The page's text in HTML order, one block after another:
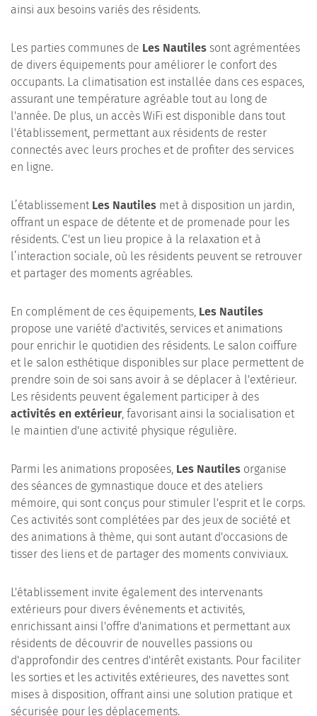
ainsi aux besoins variés des résidents.
Les parties communes de Les Nautiles sont agrémentées
de divers équipements pour améliorer le confort des
occupants. La climatisation est installée dans ces espaces,
assurant une température agréable tout au long de
l'année. De plus, un accès WiFi est disponible dans tout
l'établissement, permettant aux résidents de rester
connectés avec leurs proches et de profiter des services
en ligne.
L’établissement Les Nautiles met à disposition un jardin,
offrant un espace de détente et de promenade pour les
résidents. C'est un lieu propice à la relaxation et à
l’interaction sociale, où les résidents peuvent se retrouver
et partager des moments agréables.
En complément de ces équipements, Les Nautiles
propose une variété d'activités, services et animations
pour enrichir le quotidien des résidents. Le salon coiffure
et le salon esthétique disponibles sur place permettent de
prendre soin de soi sans avoir à se déplacer à l'extérieur.
Les résidents peuvent également participer à des
activités en extérieur, favorisant ainsi la socialisation et
le maintien d'une activité physique régulière.
Parmi les animations proposées, Les Nautiles organise
des séances de gymnastique douce et des ateliers
mémoire, qui sont conçus pour stimuler l'esprit et le corps.
Ces activités sont complétées par des jeux de société et
des animations à thème, qui sont autant d'occasions de
tisser des liens et de partager des moments conviviaux.
L'établissement invite également des intervenants
extérieurs pour divers événements et activités,
enrichissant ainsi l'offre d'animations et permettant aux
résidents de découvrir de nouvelles passions ou
d'approfondir des centres d'intérêt existants. Pour faciliter
les sorties et les activités extérieures, des navettes sont
mises à disposition, offrant ainsi une solution pratique et
sécurisée pour les déplacements.